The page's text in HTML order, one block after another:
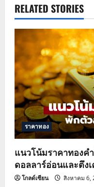
a
v
i
g
a
t
i
o
n
RELATED STORIES
ราคาทอง
แนวโน้มราคาทองค
ดอลลาร์อ่อนและตึง
โกลด์เซียน สิงหาคม 6,